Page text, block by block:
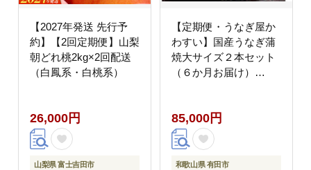
【2027年発送 先行予
約】【2回定期便】山梨
朝どれ桃2kg×2回配送
（白鳳系・白桃系）
26,000円
山梨県 富士吉田市
【定期便・うなぎ屋か
わすい】国産うなぎ蒲
焼大サイズ２本セット
（６か月お届け）
85,000円
和歌山県 有田市